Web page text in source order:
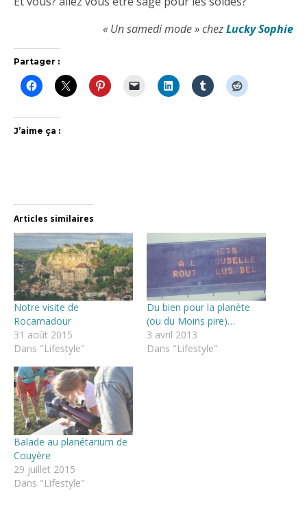
« Un samedi mode » chezLucky Sophie
Partager :
J’aime ça :
Articles similaires
Notre visite de
Rocamadour
31 août 2015
Dans "Lifestyle"
Du bien pour la planète
(ou du Moins pire)…
3 avril 2013
Dans "Lifestyle"
Balade au planétarium de
Couyère
29 juillet 2015
Dans "Lifestyle"